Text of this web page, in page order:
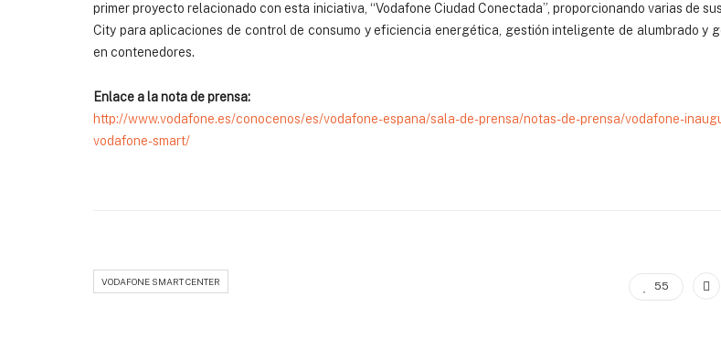
primer proyecto relacionado con esta iniciativa, “Vodafone Ciudad Conectada”, proporcionando varias de
City para aplicaciones de control de consumo y eficiencia energética, gestión inteligente de alumbrado y
en contenedores.
Enlace a la nota de prensa:
http://www.vodafone.es/conocenos/es/vodafone-espana/sala-de-prensa/notas-de-prensa/vodafone-
vodafone-smart/
VODAFONE SMART CENTER 55